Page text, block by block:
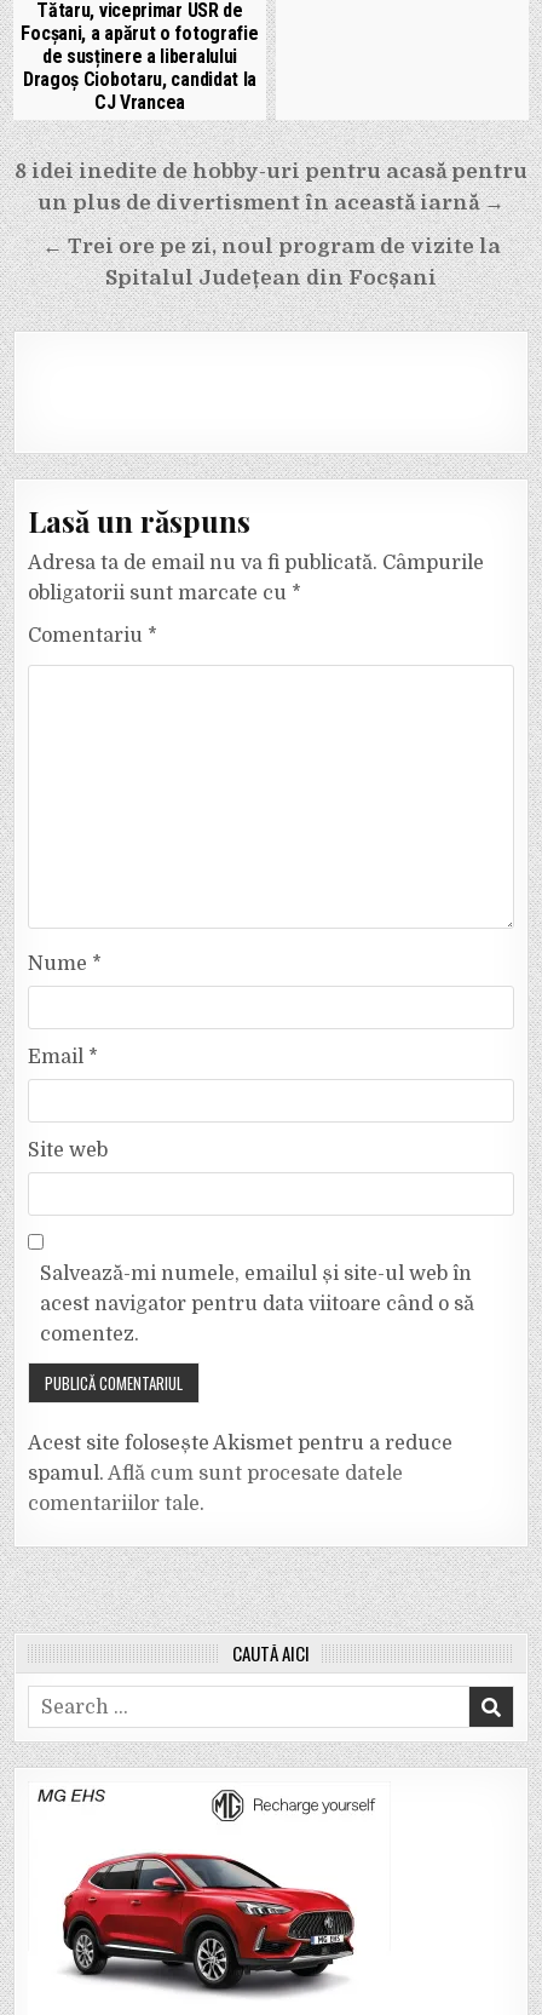
Tătaru, viceprimar USR de
Focșani, a apărut o fotografie
de susținere a liberalului
Dragoș Ciobotaru, candidat la
CJ Vrancea
Navigare
în
articole
8 idei inedite de hobby-uri pentru acasă pentru
un plus de divertisment în această iarnă →
← Trei ore pe zi, noul program de vizite la
Spitalul Județean din Focșani
Lasă un răspuns
Adresa ta de email nu va fi publicată. Câmpurile
obligatorii sunt marcate cu *
Comentariu *
Nume *
Email *
Site web
Salvează-mi numele, emailul și site-ul web în
acest navigator pentru data viitoare când o să
comentez.
Acest site folosește Akismet pentru a reduce
spamul.Află cum sunt procesate datele
comentariilor tale.
CAUTĂ AICI
Search
for: